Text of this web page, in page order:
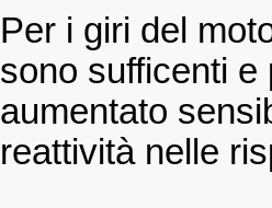
Per i giri del
sono sufficenti e
aumentato
reattività nelle